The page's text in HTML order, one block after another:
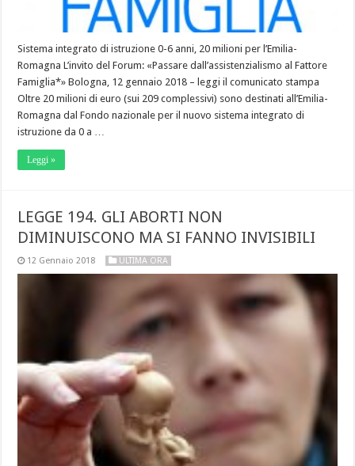
Sistema integrato di istruzione 0-6 anni, 20 milioni per l’Emilia-
Romagna L’invito del Forum: «Passare dall’assistenzialismo al Fattore
Famiglia*» Bologna, 12 gennaio 2018 – leggi il comunicato stampa
Oltre 20 milioni di euro (sui 209 complessivi) sono destinati all’Emilia-
Romagna dal Fondo nazionale per il nuovo sistema integrato di
istruzione da 0 a …
Leggi »
LEGGE 194. GLI ABORTI NON
DIMINUISCONO MA SI FANNO INVISIBILI
12 Gennaio 2018 ULTIMA ORA